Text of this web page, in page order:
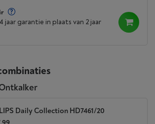
jaar garantie in plaats van 2 jaar
Daily Collection HD7461/20